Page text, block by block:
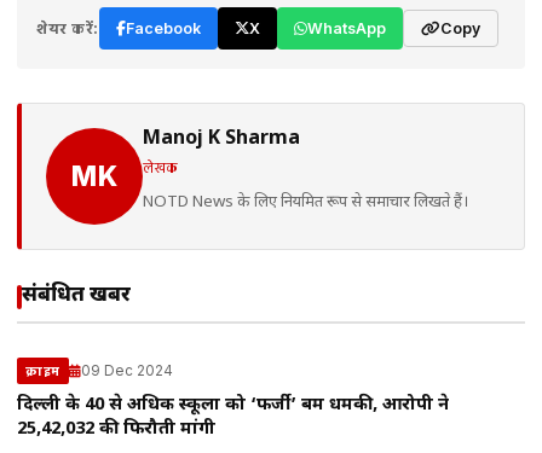
शेयर करें: Facebook X WhatsApp Copy
MK
Manoj K Sharma
लेखक
NOTD News के लिए नियमित रूप से समाचार लिखते हैं।
संबंधित खबरें
क्राइम 09 Dec 2024
दिल्ली के 40 से अधिक स्कूलों को ‘फर्जी’ बम धमकी, आरोपी ने
25,42,032 की फिरौती मांगी